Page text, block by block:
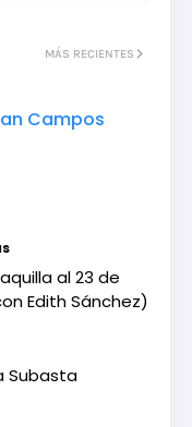
MÁS RECIENTES
Campos
al 23 de
Edith Sánchez)
Subasta